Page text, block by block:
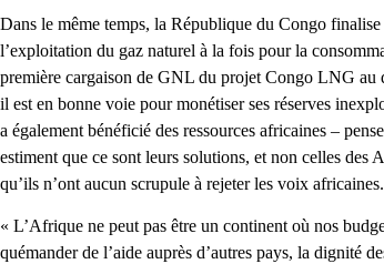
Dans le même temps, la République du Congo
l’exploitation du gaz naturel à la fois pour la
première cargaison de GNL du projet Congo LNG au
il est en bonne voie pour monétiser ses réserves
a également bénéficié des ressources africaines –
estiment que ce sont leurs solutions, et non celles des
qu’ils n’ont aucun scrupule à rejeter les voix africaines.
« L’Afrique ne peut pas être un continent où nos
quémander de l’aide auprès d’autres pays, la dignité